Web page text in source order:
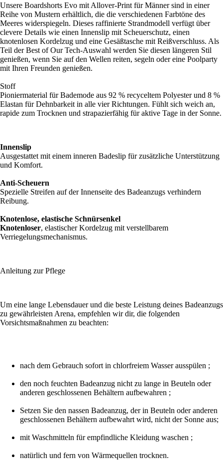
Unsere Boardshorts Evo mit Allover-Print für Männer sind in einer
Reihe von Mustern erhältlich, die die verschiedenen Farbtöne des
Meeres widerspiegeln. Dieses raffinierte Strandmodell verfügt über
clevere Details wie einen Innenslip mit Scheuerschutz, einen
knotenlosen Kordelzug und eine Gesäßtasche mit Reißverschluss. Als
Teil der Best of Our Tech-Auswahl werden Sie diesen längeren Stil
genießen, wenn Sie auf den Wellen reiten, segeln oder eine Poolparty
mit Ihren Freunden genießen.
Stoff
Pioniermaterial für Bademode aus 92 % recyceltem Polyester und 8 %
Elastan für Dehnbarkeit in alle vier Richtungen. Fühlt sich weich an,
rapide zum Trocknen und strapazierfähig für aktive Tage in der Sonne.
Innenslip
Ausgestattet mit einem inneren Badeslip für zusätzliche Unterstützung
und Komfort.
Anti-Scheuern
Spezielle Streifen auf der Innenseite des Badeanzugs verhindern
Reibung.
Knotenlose, elastische Schnürsenkel
Knotenloser, elastischer Kordelzug mit verstellbarem
Verriegelungsmechanismus.
Anleitung zur Pflege
Um eine lange Lebensdauer und die beste Leistung deines Badeanzugs
zu gewährleisten Arena, empfehlen wir dir, die folgenden
Vorsichtsmaßnahmen zu beachten:
nach dem Gebrauch sofort in chlorfreiem Wasser ausspülen ;
den noch feuchten Badeanzug nicht zu lange in Beuteln oder
anderen geschlossenen Behältern aufbewahren ;
Setzen Sie den nassen Badeanzug, der in Beuteln oder anderen
geschlossenen Behältern aufbewahrt wird, nicht der Sonne aus;
mit Waschmitteln für empfindliche Kleidung waschen ;
natürlich und fern von Wärmequellen trocknen.